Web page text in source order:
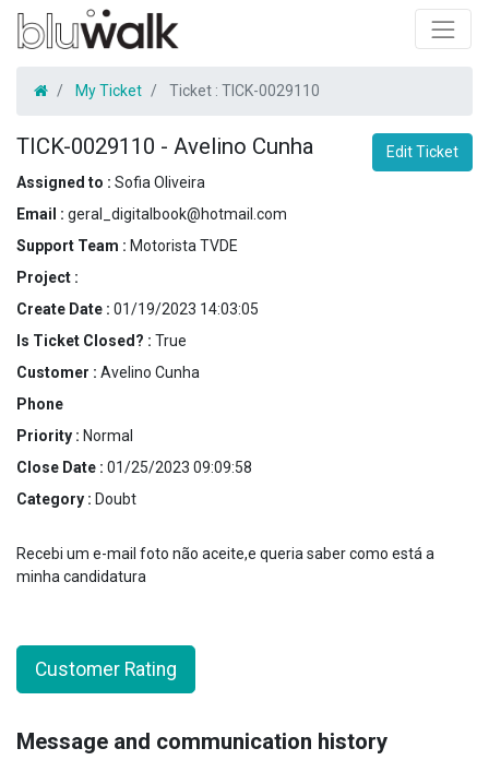
My Ticket Ticket : TICK-0029110
TICK-0029110 - Avelino Cunha
Edit Ticket
Assigned to : Sofia Oliveira
Email : geral_digitalbook@hotmail.com
Support Team : Motorista TVDE
Project :
Create Date : 01/19/2023 14:03:05
Is Ticket Closed? : True
Customer : Avelino Cunha
Phone
Priority : Normal
Close Date : 01/25/2023 09:09:58
Category : Doubt
Recebi um e-mail foto não aceite,e queria saber como está a
minha candidatura
Customer Rating
Message and communication history